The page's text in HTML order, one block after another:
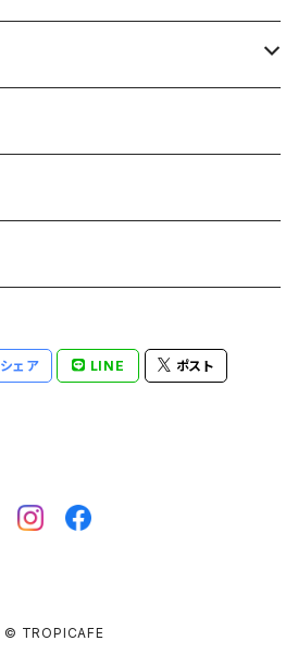
シェア LINE ポスト
© TROPICAFE